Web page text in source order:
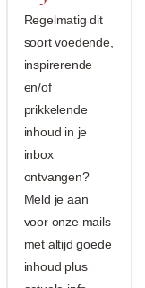
Regelmatig dit
soort voedende,
inspirerende
en/of
prikkelende
inhoud in je
inbox
ontvangen?
Meld je aan
voor onze mails
met altijd goede
inhoud plus